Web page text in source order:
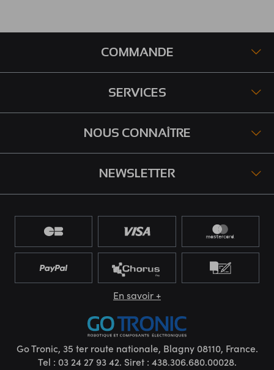
COMMANDE
SERVICES
NOUS CONNAÎTRE
NEWSLETTER
En savoir +
Go Tronic, 35 ter route nationale, Blagny 08110, France.
Tel : 03 24 27 93 42. Siret : 438.306.680.00028.